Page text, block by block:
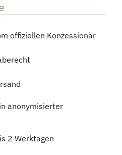
offiziellen Konzessionär
anonymisierter
2 Werktagen